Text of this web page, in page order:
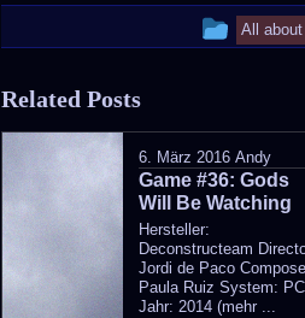
This
in
All
Related Posts
6. März 2016 Andy
Game #36: Gods
Will Be Watching
Hersteller:
Deconstructeam
Jordi de Paco
Paula Ruiz System: PC
Jahr: 2014 (mehr ...